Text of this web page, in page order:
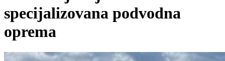
specijalizovana podvodna
oprema